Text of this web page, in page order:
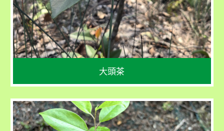
大頭茶
花期：9 -  10 月
果期：11 - 12 月
學名